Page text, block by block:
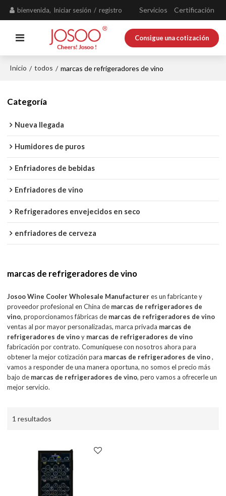
bienvenida, Iniciar sesión / registro Servicios Certificación
Consigue una cotización
Inicio / todos / marcas de refrigeradores de vino
Categoría
Nueva llegada
Humidores de puros
Enfriadores de bebidas
Enfriadores de vino
Refrigeradores envejecidos en seco
enfriadores de cerveza
marcas de refrigeradores de vino
Josoo Wine Cooler Wholesale Manufactureres un fabricante y
proveedor profesional en China de marcas de refrigeradores de
vino, proporcionamos fábricas de marcas de refrigeradores de vino
ventas al por mayor personalizadas, marca privada marcas de
refrigeradores de vinoy marcas de refrigeradores de vino
fabricación por contrato. Comuníquese con nosotros ahora para
obtener la mejor cotización para marcas de refrigeradores de vino,
vamos a responder de una manera oportuna, no somos el precio más
bajo de marcas de refrigeradores de vino, pero vamos a ofrecerle un
mejor servicio.
1 resultados